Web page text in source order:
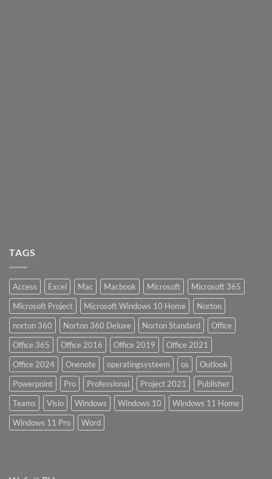
TAGS
Access Excel Mac Macbook Microsoft
Microsoft 365
Microsoft Project
Microsoft Windows 10 Home
Norton
norton 360
Norton 360 Deluxe Norton Standard
Office
Office 365
Office 2016 Office 2019
Office 2021
Office 2024
Onenote operatingsysteem os
Outlook
Powerpoint
Pro Professional Project 2021
Publisher
Teams
Visio Windows Windows 10
Windows 11 Home
Windows 11 Pro
Word